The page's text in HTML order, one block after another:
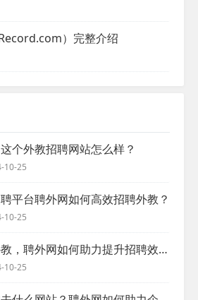
）完整介绍
个外教招聘网站怎么样？
10-25
平台聘外网如何高效招聘外教？
10-25
招聘外教，聘外网如何助力提升招聘效率？
10-25